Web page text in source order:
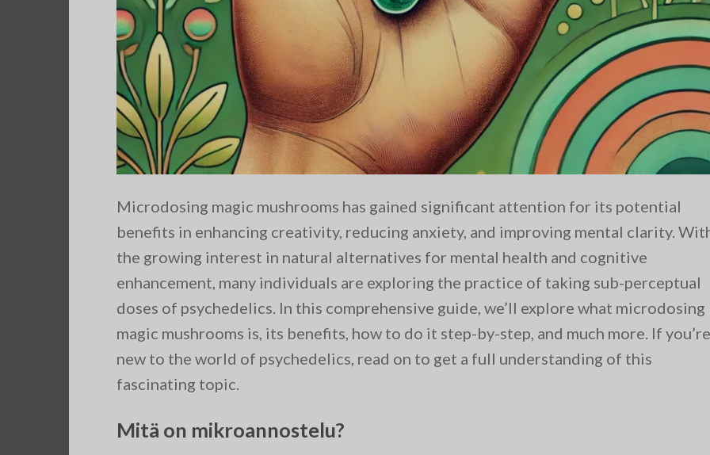
Microdosing magic mushrooms has gained significant attention for its potential
benefits in enhancing creativity, reducing anxiety, and improving mental clarity.
the growing interest in natural alternatives for mental health and cognitive
enhancement, many individuals are exploring the practice of taking sub-perceptual
doses of psychedelics. In this comprehensive guide, we’ll explore what microdosing
magic mushrooms is, its benefits, how to do it step-by-step, and much more. If you’re
new to the world of psychedelics, read on to get a full understanding of this
fascinating topic.
Mitä on mikroannostelu?